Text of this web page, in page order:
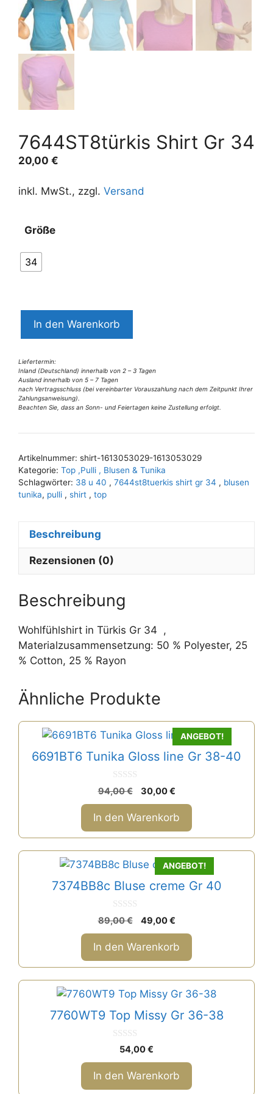
7644ST8türkis Shirt Gr 34
20,00 €
inkl. MwSt., zzgl. Versand
Größe
34
Shirt
34
Menge
In den Warenkorb
Liefertermin:
Inland (Deutschland) innerhalb von 2 – 3 Tagen
Ausland innerhalb von 5 – 7 Tagen
nach Vertragsschluss (bei vereinbarter Vorauszahlung nach dem Zeitpunkt Ihrer
Zahlungsanweisung).
Beachten Sie, dass an Sonn- und Feiertagen keine Zustellung erfolgt.
l
e
r
n
e
Artikelnummer: shirt-1613053029-1613053029
Kategorie: Top ,Pulli , Blusen & Tunika
Schlagwörter: 38 u 40 , 7644st8tuerkis shirt gr 34 , blusen
tunika, pulli , shirt , top
Beschreibung
Rezensionen (0)
Beschreibung
Wohlfühlshirt in Türkis Gr 34 ,
Materialzusammensetzung: 50 % Polyester, 25
% Cotton, 25 % Rayon
Ähnliche Produkte
ANGEBOT!
6691BT6 Tunika Gloss line Gr 38-40
0
v
o
n
5
94,00€
Ursprünglicher
Preis
war:
94,00 €
30,00€Aktueller
Preis
ist:
30,00 €.
In den Warenkorb
ANGEBOT!
7374BB8c Bluse creme Gr 40
0
v
o
n
5
89,00€
Ursprünglicher
Preis
war:
49,00€Aktueller
Preis
ist:
49,00 €.
In den Warenkorb
7760WT9 Top Missy Gr 36-38
o
n
5
54,00€
In den Warenkorb